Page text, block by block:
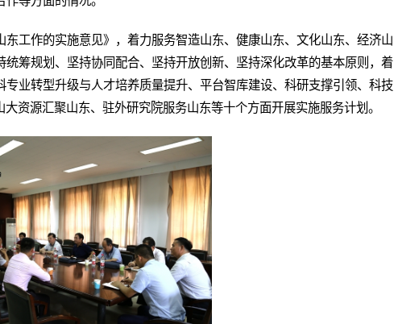
工作的实施意见》，着力服务智造山东、健康山东、文化山东、经济山
筹规划、坚持协同配合、坚持开放创新、坚持深化改革的基本原则，着
业转型升级与人才培养质量提升、平台智库建设、科研支撑引领、科技
资源汇聚山东、驻外研究院服务山东等十个方面开展实施服务计划。